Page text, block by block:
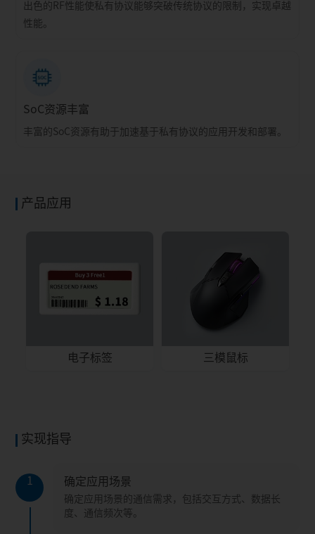
出色的RF性能使私有协议能够突破传统协议的限制，实现卓越
性能。
SoC资源丰富
丰富的SoC资源有助于加速基于私有协议的应用开发和部署。
产品应用
电子标签 三模鼠标
实现指导
1 确定应用场景
确定应用场景的通信需求，包括交互方式、数据长
度、通信频次等。